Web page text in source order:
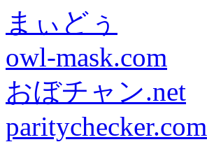
まぃどぅ
owl-mask.com
おぼチャン.net
paritychecker.com